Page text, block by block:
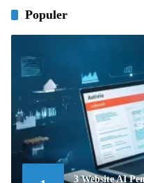
Populer
3 Website AI